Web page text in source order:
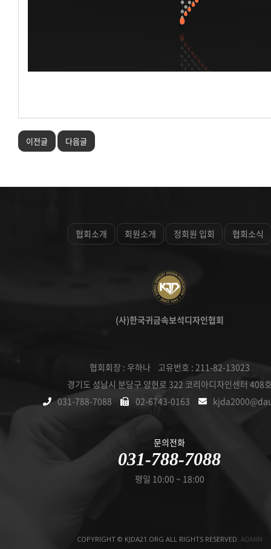
이전글 다음글
협회소개 회원소개 정회원 입회 협회소식
(사)한국귀금속보석디자인협회
협회회장 : 우하나 고유번호 : 211-82-13023
경기도 성남시 분당구 양현로 322 코리아디자인센터 408
031-788-7088
02-6743-0163
문의전화
031-788-7088
평일 10:00 ~ 18:00
COPYRIGHT © KJDA21.ORG ALL RIGHTS RESERVED. ADMIN